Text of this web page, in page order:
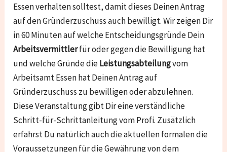
Essen verhalten solltest, damit dieses Deinen Antrag
auf den Gründerzuschuss auch bewilligt. Wir zeigen Dir
in 60 Minuten auf welche Entscheidungsgründe Dein
Arbeitsvermittlerfür oder gegen die Bewilligung hat
und welche Gründe dieLeistungsabteilungvom
Arbeitsamt Essen hat Deinen Antrag auf
Gründerzuschuss zu bewilligen oder abzulehnen.
Diese Veranstaltung gibt Dir eine verständliche
Schritt-für-Schrittanleitung vom Profi. Zusätzlich
erfährst Du natürlich auch die aktuellen formalen die
Voraussetzungen für die Gewährung von dem